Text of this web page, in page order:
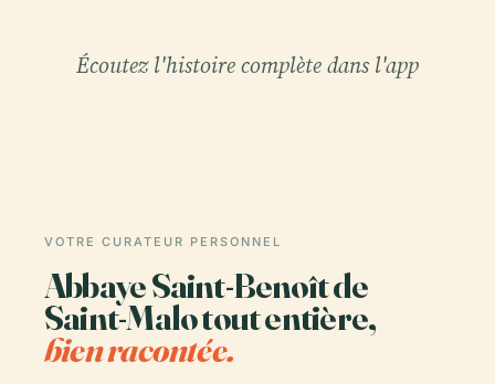
Écoutez l'histoire complète dans l'app
VOTRE CURATEUR PERSONNEL
Abbaye Saint-Benoît de
Saint-Malo tout entière,
bien racontée.